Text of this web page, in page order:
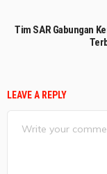
Tim SAR Gabungan
LEAVE A REPLY